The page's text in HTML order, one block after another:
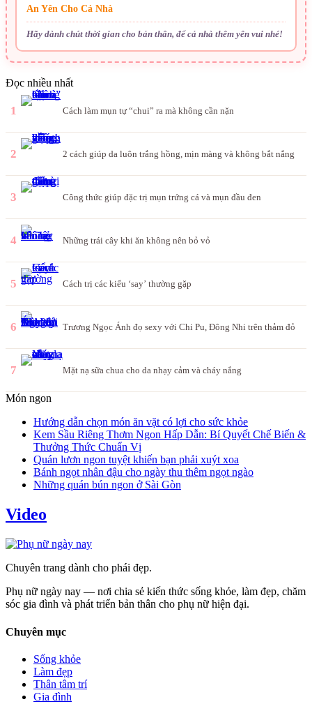
An Yên Cho Cả Nhà
Hãy dành chút thời gian cho bản thân, để cả nhà thêm yên vui nhé!
Đọc nhiều nhất
1 Cách làm mụn tự “chui” ra mà không cần nặn
2 2 cách giúp da luôn trắng hồng, mịn màng và không bắt nắng
3 Công thức giúp đặc trị mụn trứng cá và mụn đầu đen
4 Những trái cây khi ăn không nên bỏ vỏ
5 Cách trị các kiểu ‘say’ thường gặp
6 Trương Ngọc Ánh đọ sexy với Chi Pu, Đông Nhi trên thảm đỏ
7 Mặt nạ sữa chua cho da nhạy cảm và cháy nắng
Món ngon
Hướng dẫn chọn món ăn vặt có lợi cho sức khỏe
Kem Sầu Riêng Thơm Ngon Hấp Dẫn: Bí Quyết Chế Biến &
Thưởng Thức Chuẩn Vị
Quán lươn ngon tuyệt khiến bạn phải xuýt xoa
Bánh ngọt nhân đậu cho ngày thu thêm ngọt ngào
Những quán bún ngon ở Sài Gòn
Video
Chuyên trang dành cho phái đẹp.
Phụ nữ ngày nay — nơi chia sẻ kiến thức sống khỏe, làm đẹp, chăm
sóc gia đình và phát triển bản thân cho phụ nữ hiện đại.
Chuyên mục
Sống khỏe
Làm đẹp
Thân tâm trí
Gia đình